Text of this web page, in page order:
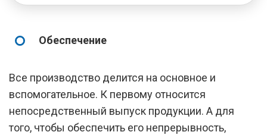
Обеспечение
Все производство делится на основное и
вспомогательное. К первому относится
непосредственный выпуск продукции. А для
того, чтобы обеспечить его непрерывность,